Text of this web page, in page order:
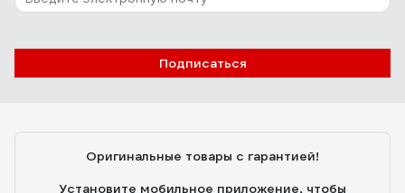
Подписаться
Оригинальные товары с гарантией!
Установите мобильное приложение, чтобы